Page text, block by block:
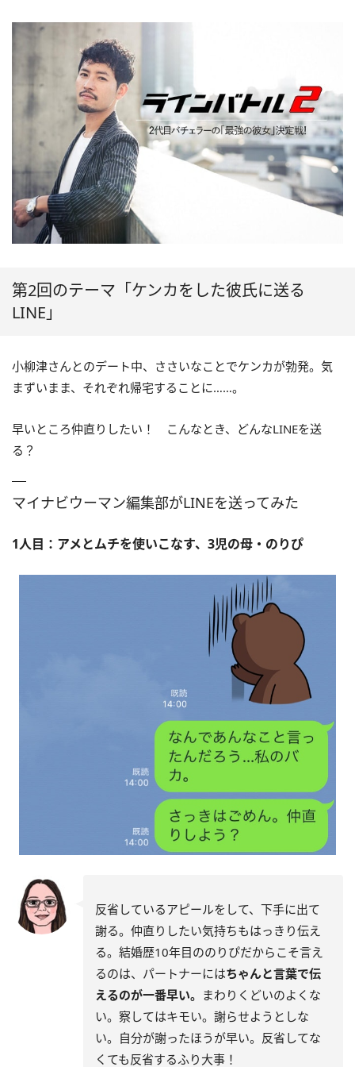
第2回のテーマ「ケンカをした彼氏に送る
LINE」
小柳津さんとのデート中、ささいなことでケンカが勃発。気
まずいまま、それぞれ帰宅することに……。
早いところ仲直りしたい！ こんなとき、どんなLINEを送
る？
マイナビウーマン編集部がLINEを送ってみた
1人目：アメとムチを使いこなす、3児の母・のりぴ
反省しているアピールをして、下手に出て
謝る。仲直りしたい気持ちもはっきり伝え
る。結婚歴10年目ののりぴだからこそ言え
るのは、パートナーにはちゃんと言葉で伝
えるのが一番早い。 まわりくどいのよくな
い。察してはキモい。謝らせようとしな
い。自分が謝ったほうが早い。反省してな
くても反省するふり大事！